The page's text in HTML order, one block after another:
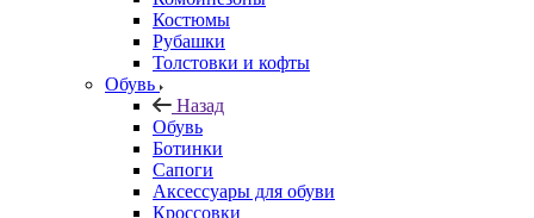
Костюмы
Рубашки
Толстовки и кофты
Обувь
Назад
Обувь
Ботинки
Сапоги
Аксессуары для обуви
Кроссовки